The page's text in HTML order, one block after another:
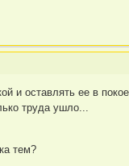
и оставлять ее в
труда ушло...
тем?